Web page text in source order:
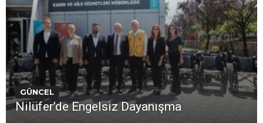
GÜNCEL
Nilüfer’de Engelsiz Dayanışma